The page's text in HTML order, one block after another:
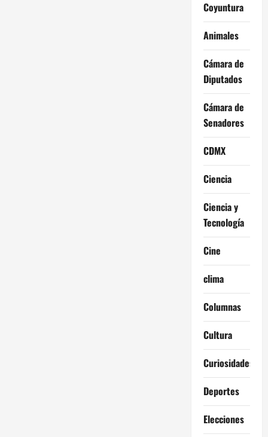
Coyuntura
Animales
Cámara de
Diputados
Cámara de
Senadores
CDMX
Ciencia
Ciencia y
Tecnología
Cine
clima
Columnas
Cultura
Curiosidades
Deportes
Elecciones